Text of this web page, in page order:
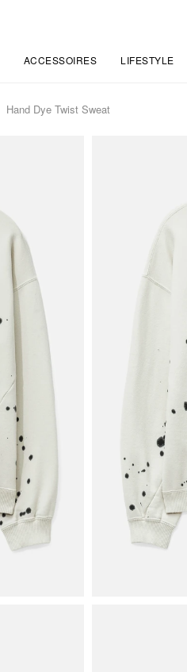
ACCESSOIRES LIFESTYLE
Hand Dye Twist Sweat